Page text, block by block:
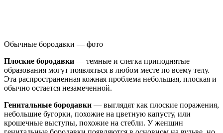
Обычные бородавки — фото
Плоские бородавки — темные и слегка приподнятые
образования могут появляться в любом месте по всему телу.
Эта распространенная кожная проблема небольшая, плоская и
обычно остается незамеченной.
Генитальные бородавки — выглядят как плоские поражения,
небольшие бугорки, похожие на цветную капусту, или
крошечные выступы, похожие на стебли. У женщин